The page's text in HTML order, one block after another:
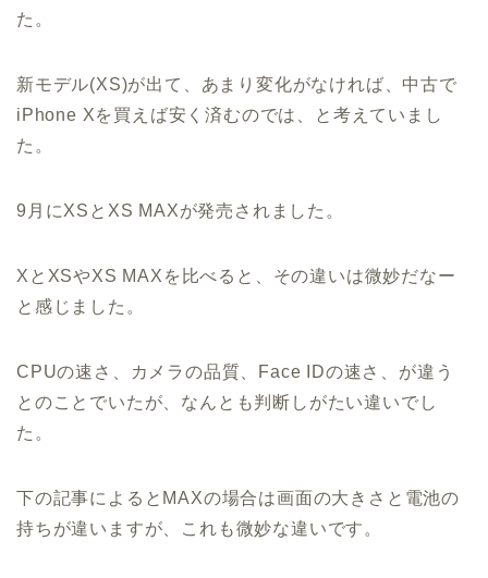
た。
新モデル(XS)が出て、あまり変化がなければ、中古で
iPhone Xを買えば安く済むのでは、と考えていまし
た。
9月にXSとXS MAXが発売されました。
XとXSやXS MAXを比べると、その違いは微妙だなー
と感じました。
CPUの速さ、カメラの品質、Face IDの速さ、が違う
とのことでいたが、なんとも判断しがたい違いでし
た。
下の記事によるとMAXの場合は画面の大きさと電池の
持ちが違いますが、これも微妙な違いです。